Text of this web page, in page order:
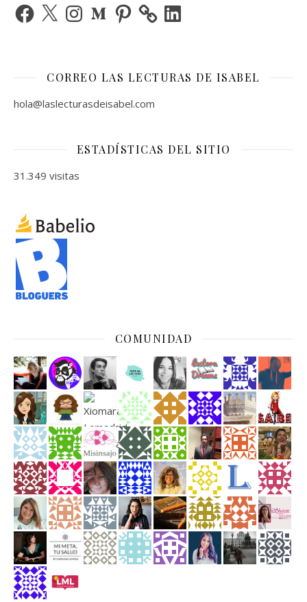
Facebook
X InstagramMediumPinterest LinkedIn
CORREO LAS LECTURAS DE ISABEL
hola@laslecturasdeisabel.com
ESTADÍSTICAS DEL SITIO
31.349 visitas
COMUNIDAD